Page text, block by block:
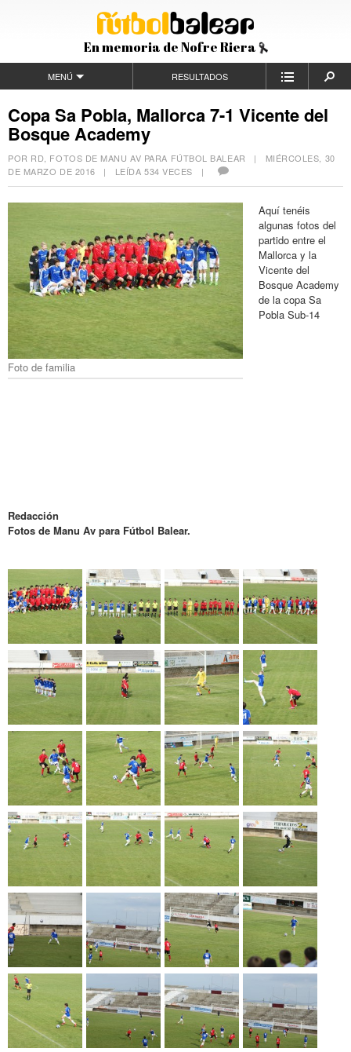
En memoria de Nofre Riera
MENÚ RESULTADOS
Copa Sa Pobla, Mallorca 7-1 Vicente del
Bosque Academy
POR RD, FOTOS DE MANU AV PARA FÚTBOL BALEAR | MIÉRCOLES, 30
DE MARZO DE 2016 | LEÍDA 534 VECES |
Foto de familia
Aquí tenéis
algunas fotos del
partido entre el
Mallorca y la
Vicente del
Bosque Academy
de la copa Sa
Pobla Sub-14
Redacción
Fotos de Manu Av para Fútbol Balear.